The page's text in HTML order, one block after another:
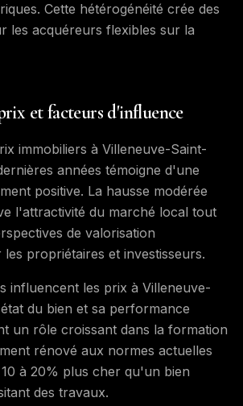
Cette hétérogénéité crée des
les acquéreurs flexibles sur la
et facteurs d'influence
immobiliers à Villeneuve-Saint-
années témoigne d'une
positive. La hausse modérée
l'attractivité du marché local tout
de valorisation
propriétaires et investisseurs.
influencent les prix à Villeneuve-
du bien et sa performance
un rôle croissant dans la formation
rénové aux normes actuelles
à 20% plus cher qu'un bien
des travaux.